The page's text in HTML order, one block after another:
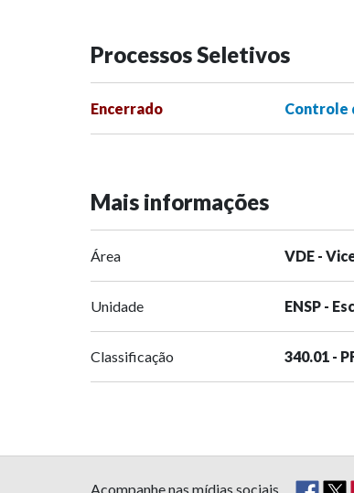
Processos Seletivos
Encerrado Controle
Mais informações
Área VDE -
Unidade ENSP -
Classificação 340.01 -
Acompanhe nas mídias sociais